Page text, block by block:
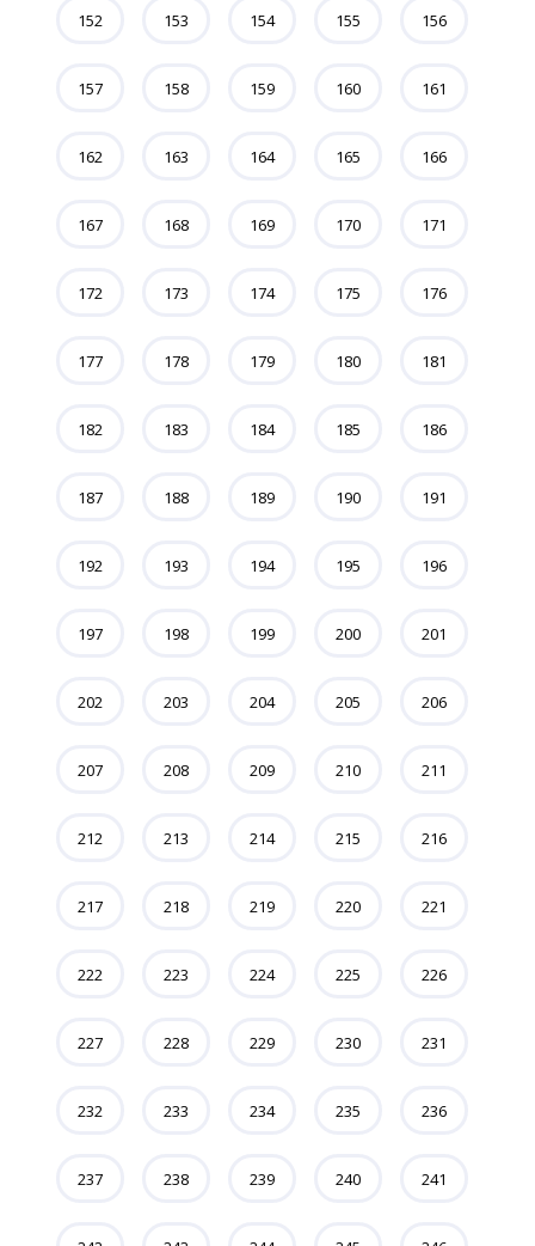
152 153 154 155 156
157 158 159 160 161
162 163 164 165 166
167 168 169 170 171
172 173 174 175 176
177 178 179 180 181
182 183 184 185 186
187 188 189 190 191
192 193 194 195 196
197 198 199 200 201
202 203 204 205 206
207 208 209 210 211
212 213 214 215 216
217 218 219 220 221
222 223 224 225 226
227 228 229 230 231
232 233 234 235 236
237 238 239 240 241